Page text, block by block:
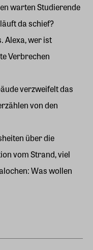
warten Studierende
da schief?
Alexa, wer ist
Verbrechen
verzweifelt das
von den
über die
vom Strand, viel
Was wollen